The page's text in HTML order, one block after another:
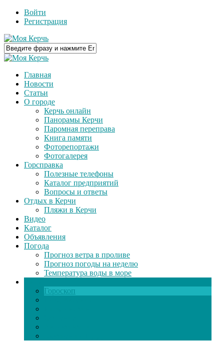
Войти
Регистрация
Главная
Новости
Статьи
О городе
Керчь онлайн
Панорамы Керчи
Паромная переправа
Книга памяти
Фоторепортажи
Фотогалерея
Горсправка
Полезные телефоны
Каталог предприятий
Вопросы и ответы
Отдых в Керчи
Пляжи в Керчи
Видео
Каталог
Объявления
Погода
Прогноз ветра в проливе
Прогноз погоды на неделю
Температура воды в море
Гороскоп